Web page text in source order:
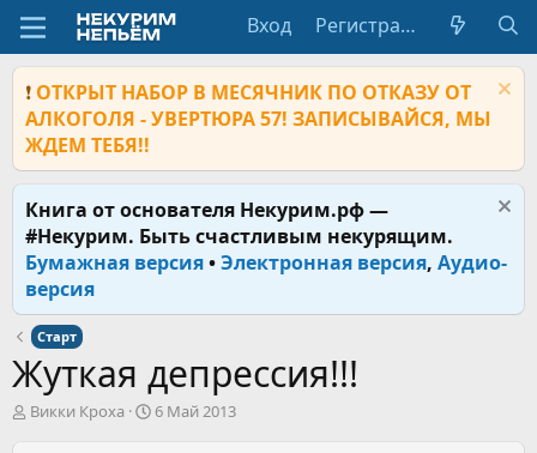
Вход Регистрация
❗ ОТКРЫТ НАБОР В МЕСЯЧНИК ПО ОТКАЗУ ОТ
АЛКОГОЛЯ - УВЕРТЮРА 57! ЗАПИСЫВАЙСЯ, МЫ
ЖДЕМ ТЕБЯ!!
Книга от основателя Некурим.рф —
#Некурим. Быть счастливым некурящим.
Бумажная версия•Электронная версия, Аудио-
версия
Старт
Жуткая депрессия!!!
А
Викки Кроха
Д
6 Май 2013